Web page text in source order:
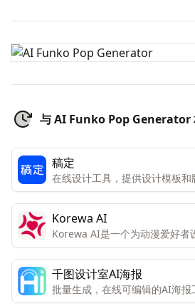
与 AI Funko Pop Generator
稿定
在线设计工具，提供设计模板和
计，AI辅助功能，如AI绘图、AI
Korewa AI
Korewa AI是一个为动漫爱好者
创建自己的AI动漫角色并与之交
千图设计室AI海报
批量生成，在线可编辑的AI海报